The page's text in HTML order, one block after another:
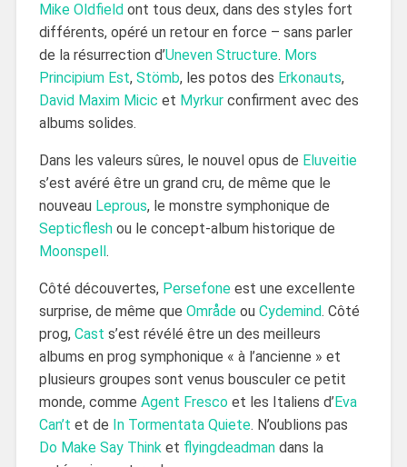
Mike Oldfieldont tous deux, dans des styles fort
différents, opéré un retour en force – sans parler
de la résurrection d’Uneven Structure. Mors
Principium Est, Stömb, les potos des Erkonauts,
David Maxim Micic et Myrkurconfirment avec des
albums solides.
Dans les valeurs sûres, le nouvel opus de Eluveitie
s’est avéré être un grand cru, de même que le
nouveau Leprous, le monstre symphonique de
Septicfleshou le concept-album historique de
Moonspell.
Côté découvertes, Persefoneest une excellente
surprise, de même que Områdeou Cydemind. Côté
prog, Cast s’est révélé être un des meilleurs
albums en prog symphonique « à l’ancienne » et
plusieurs groupes sont venus bousculer ce petit
monde, comme Agent Frescoet les Italiens d’Eva
Can’t et de In Tormentata Quiete. N’oublions pas
Do Make Say Thinket flyingdeadmandans la